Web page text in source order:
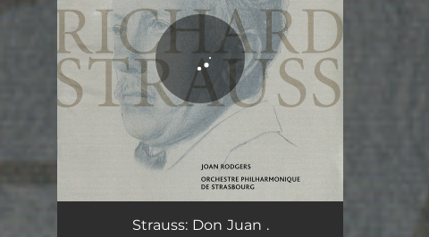
Don Juan, Op. 20
Strauss: Don Juan .